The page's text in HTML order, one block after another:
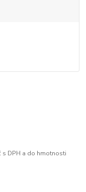
s DPH a do hmotnosti